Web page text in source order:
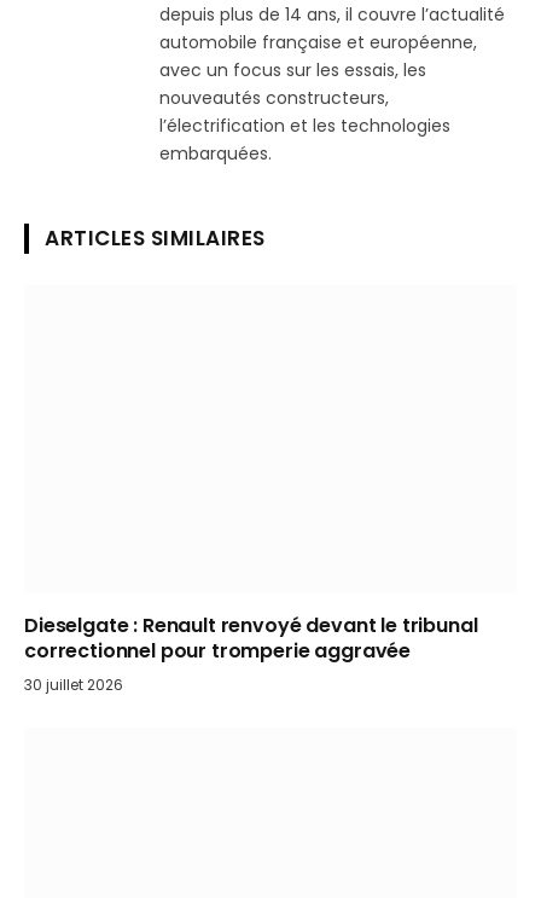
depuis plus de 14 ans, il couvre l’actualité
automobile française et européenne,
avec un focus sur les essais, les
nouveautés constructeurs,
l’électrification et les technologies
embarquées.
ARTICLES SIMILAIRES
Dieselgate : Renault renvoyé devant le tribunal
correctionnel pour tromperie aggravée
30 juillet 2026